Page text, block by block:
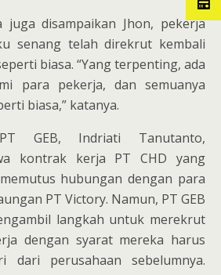
juga disampaikan Jhon, pekerja
senang telah direkrut kembali
biasa. “Yang terpenting, ada
para pekerja, dan semuanya
biasa,” katanya.
GEB, Indriati Tanutanto,
kontrak kerja PT CHD yang
hubungan dengan para
PT Victory. Namun, PT GEB
langkah untuk merekrut
dengan syarat mereka harus
dari perusahaan sebelumnya.